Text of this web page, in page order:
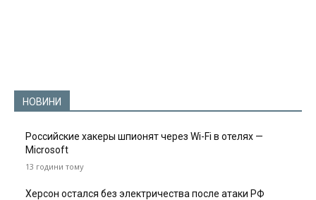
НОВИНИ
Российские хакеры шпионят через Wi-Fi в отелях —
Microsoft
13 години тому
Херсон остался без электричества после атаки РФ